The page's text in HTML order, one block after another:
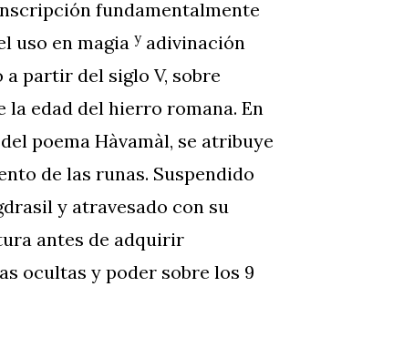
fundamentalmente
uso en magia y adivinación
partir del siglo V, sobre
la edad del hierro romana. En
poema Hàvamàl, se atribuye
de las runas. Suspendido
y atravesado con su
antes de adquirir
ocultas y poder sobre los 9